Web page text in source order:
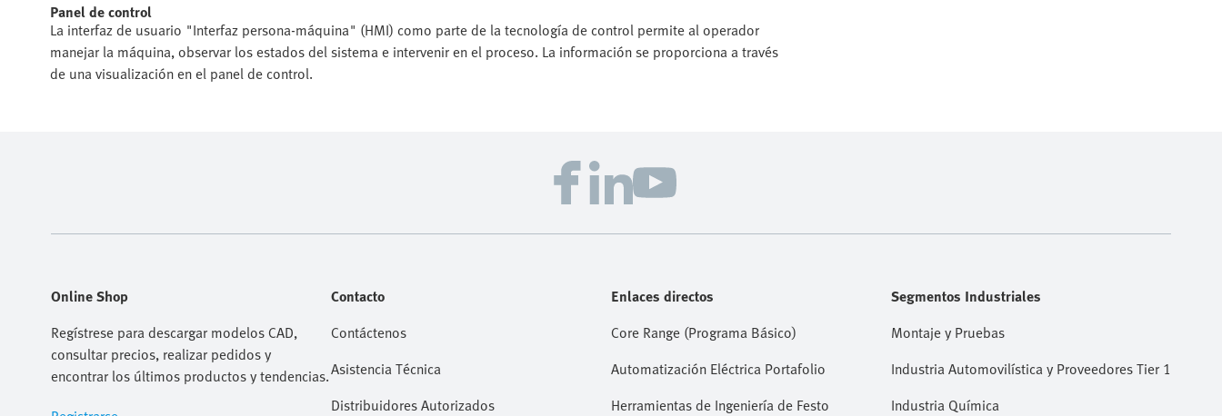
Panel de control
La interfaz de usuario "Interfaz persona-máquina" (HMI) como parte de la tecnología de control permite al operador
manejar la máquina, observar los estados del sistema e intervenir en el proceso. La información se proporciona a través
de una visualización en el panel de control.
Online Shop
Regístrese para descargar modelos CAD,
consultar precios, realizar pedidos y
encontrar los últimos productos y tendencias.
Contacto
Contáctenos
Asistencia Técnica
Distribuidores Autorizados
Enlaces directos
Core Range (Programa Básico)
Automatización Eléctrica Portafolio
Herramientas de Ingeniería de Festo
Segmentos Industriales
Montaje y Pruebas
Industria Automovilística y Proveedores Tier 1
Industria Química